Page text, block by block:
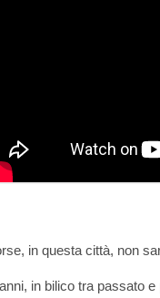
in questa città, non
in bilico tra passato